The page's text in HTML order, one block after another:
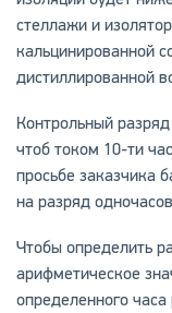
стеллажи и
кальцинированной
дистиллированной
Контрольный
чтоб током 10-ти
просьбе заказчика
на разряд
Чтобы определить
арифметическое
определенного